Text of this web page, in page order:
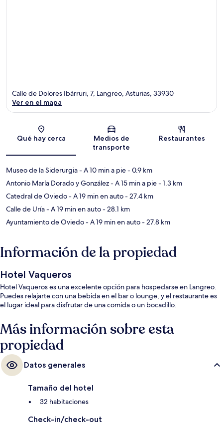
Sección del mapa
Calle de Dolores Ibárruri, 7, Langreo, Asturias, 33930
Ver en el mapa
Qué hay cerca
Medios de
transporte
Restaurantes
Museo de la Siderurgia- A 10 min a pie- 0.9 km
Antonio María Dorado y González- A 15 min a pie- 1.3 km
Catedral de Oviedo- A 19 min en auto- 27.4 km
Calle de Uría- A 19 min en auto- 28.1 km
Ayuntamiento de Oviedo- A 19 min en auto- 27.8 km
Información de la propiedad
Hotel Vaqueros
Hotel Vaqueros es una excelente opción para hospedarse en Langreo.
Puedes relajarte con una bebida en el bar o lounge, y el restaurante es
el lugar ideal para disfrutar de una comida o un bocadillo.
Más información sobre esta
propiedad
Datos generales
Tamaño del hotel
32 habitaciones
Check-in/check-out